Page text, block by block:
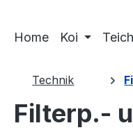
Home Koi
Technik
Filterp.-